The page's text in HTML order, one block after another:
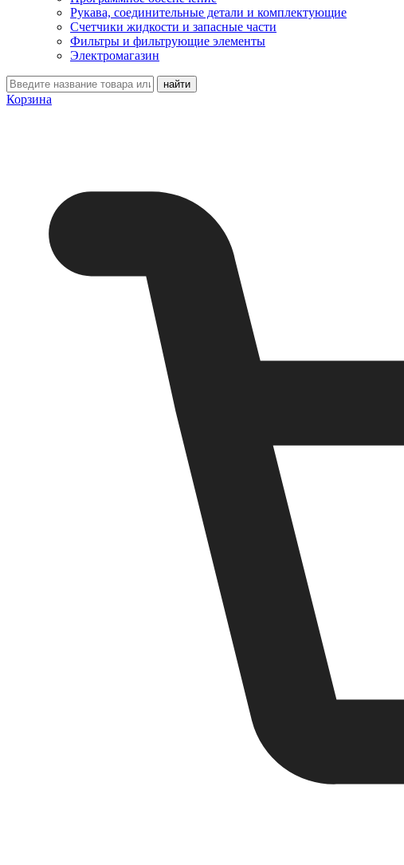
Рукава, соединительные детали и комплектующие
Счетчики жидкости и запасные части
Фильтры и фильтрующие элементы
Электромагазин
Корзина